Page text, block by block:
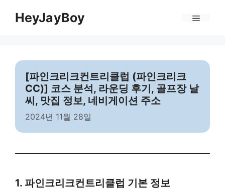
HeyJayBoy
[파인크리크컨트리클럽 (파인크리크
CC)] 코스 분석, 라운딩 후기, 골프장 날
씨, 맛집 정보, 네비게이션 주소
2024년 11월 28일
1. 파인크리크컨트리클럽 기본 정보